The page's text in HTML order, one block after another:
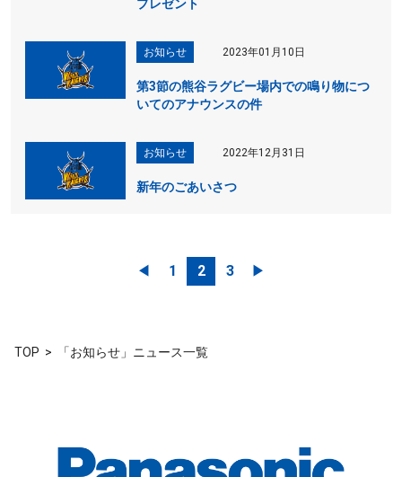
プレゼント
お知らせ 2023年01月10日
第3節の熊谷ラグビー場内での鳴り物につ
いてのアナウンスの件
お知らせ 2022年12月31日
新年のごあいさつ
◀︎ 1 2 3 ▶︎
TOP 「お知らせ」ニュース一覧